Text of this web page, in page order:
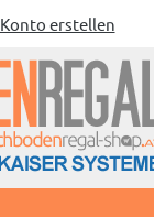
Konto erstellen